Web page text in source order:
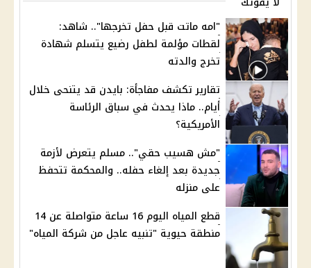
"امه ماتت قبل حفل تخرجها".. شاهد:
لقطات مؤلمة لطفل رضيع يتسلم شهادة
تخرج والدته
تقارير تكشف مفاجأة: بايدن قد يتنحى خلال
أيام.. ماذا يحدث في سباق الرئاسة
الأمريكية؟
"مش هسيب حقي".. مسلم يتعرض لأزمة
جديدة بعد إلغاء حفله.. والمحكمة تتحفظ
على منزله
قطع المياه اليوم 16 ساعة متواصلة عن 14
منطقة حيوية "تنبيه عاجل من شركة المياه"